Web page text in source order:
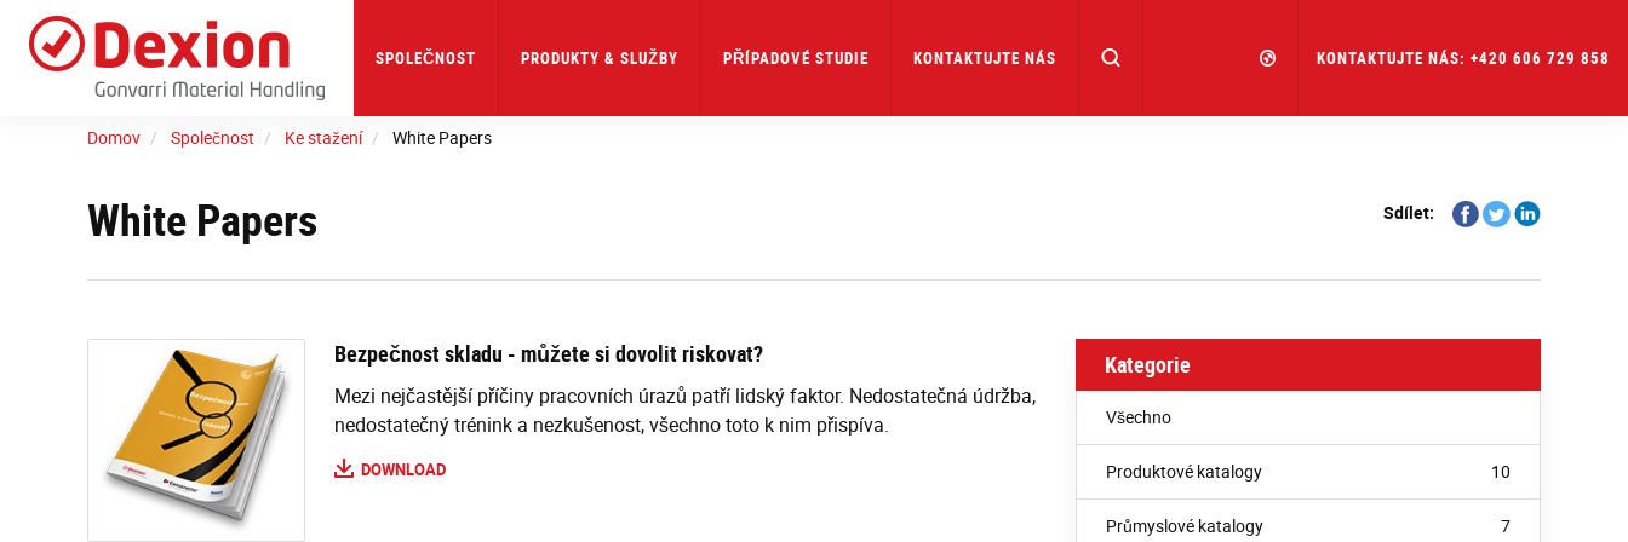
main
SPOLEČNOST PRODUKTY & SLUŽBY PŘÍPADOVÉ STUDIE KONTAKTUJTE NÁS KONTAKTUJTE NÁS: +420 606 729 858
Domov Společnost Ke stažení White Papers
White Papers Sdílet:
Share
on
Share
on
Share
Bezpečnost skladu - můžete si dovolit riskovat?
Mezi nejčastější příčiny pracovních úrazů patří lidský faktor. Nedostatečná údržba,
nedostatečný trénink a nezkušenost, všechno toto k nim přispíva.
DOWNLOAD
Kategorie
Všechno
Produktové katalogy 10
Průmyslové katalogy 7